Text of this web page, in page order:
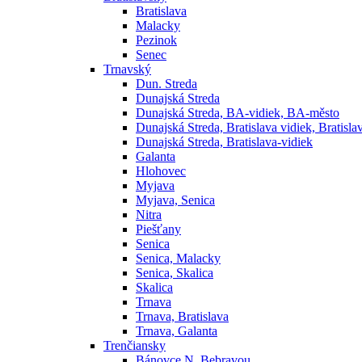
Bratislava
Malacky
Pezinok
Senec
Trnavský
Dun. Streda
Dunajská Streda
Dunajská Streda, BA-vidiek, BA-město
Dunajská Streda, Bratislava vidiek,
Dunajská Streda, Bratislava-vidiek
Galanta
Hlohovec
Myjava
Myjava, Senica
Nitra
Piešťany
Senica
Senica, Malacky
Senica, Skalica
Skalica
Trnava
Trnava, Bratislava
Trnava, Galanta
Trenčiansky